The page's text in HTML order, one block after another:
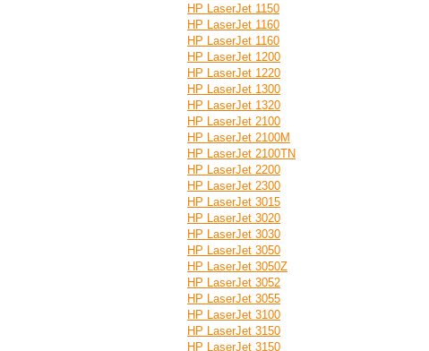
HP LaserJet 1150
HP LaserJet 1160
HP LaserJet 1160
HP LaserJet 1200
HP LaserJet 1220
HP LaserJet 1300
HP LaserJet 1320
HP LaserJet 2100
HP LaserJet 2100M
HP LaserJet 2100TN
HP LaserJet 2200
HP LaserJet 2300
HP LaserJet 3015
HP LaserJet 3020
HP LaserJet 3030
HP LaserJet 3050
HP LaserJet 3050Z
HP LaserJet 3052
HP LaserJet 3055
HP LaserJet 3100
HP LaserJet 3150
HP LaserJet 3150